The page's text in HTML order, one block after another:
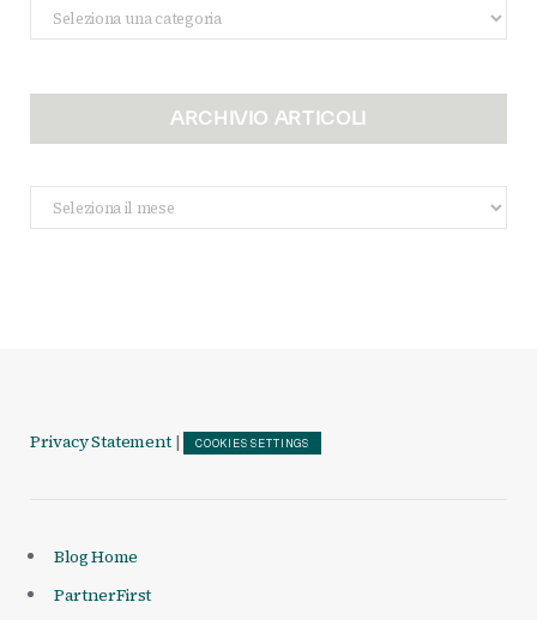
Categorie
ARCHIVIO ARTICOLI
Archivio
Articoli
Privacy Statement | COOKIES SETTINGS
Blog Home
PartnerFirst